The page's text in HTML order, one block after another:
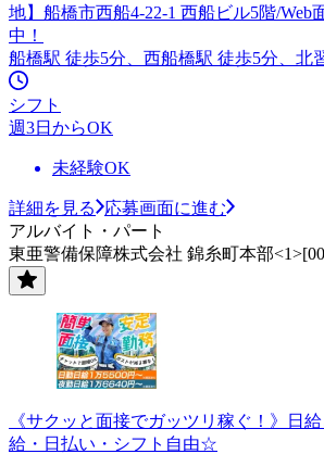
地】船橋市西船4-22-1 西船ビル5階/Web
中！
船橋駅 徒歩5分、西船橋駅 徒歩5分、北
シフト
週3日からOK
未経験OK
詳細を見る
応募画面に進む
アルバイト・パート
東亜警備保障株式会社 錦糸町本部
《サクッと面接でガッツリ稼ぐ！》日
給・日払い・シフト自由☆